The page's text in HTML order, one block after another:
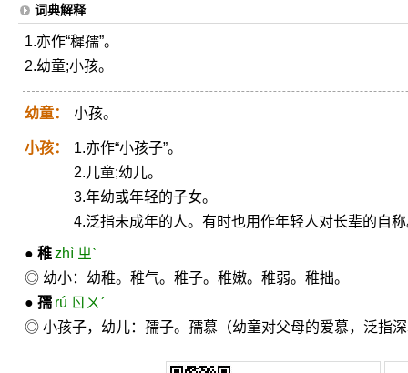
词典解释
1.亦作“穉孺”。
2.幼童;小孩。
幼童： 小孩。
小孩：
1.亦作“小孩子”。
2.儿童;幼儿。
3.年幼或年轻的子女。
4.泛指未成年的人。有时也用作年轻人对长辈的自
● 稚zhì ㄓˋ
◎ 幼小：幼稚。稚气。稚子。稚嫩。稚弱。稚拙。
● 孺 rú ㄖㄨˊ
◎ 小孩子，幼儿：孺子。孺慕（幼童对父母的爱慕，泛指